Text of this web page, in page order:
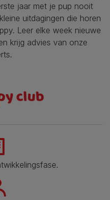
jaar met je pup nooit
uitdagingen die horen
Leer elke week nieuwe
krijg advies van onze